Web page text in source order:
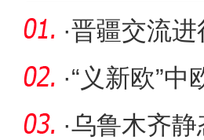
·晋疆交流
·“义新欧”中
4
·乌鲁木齐